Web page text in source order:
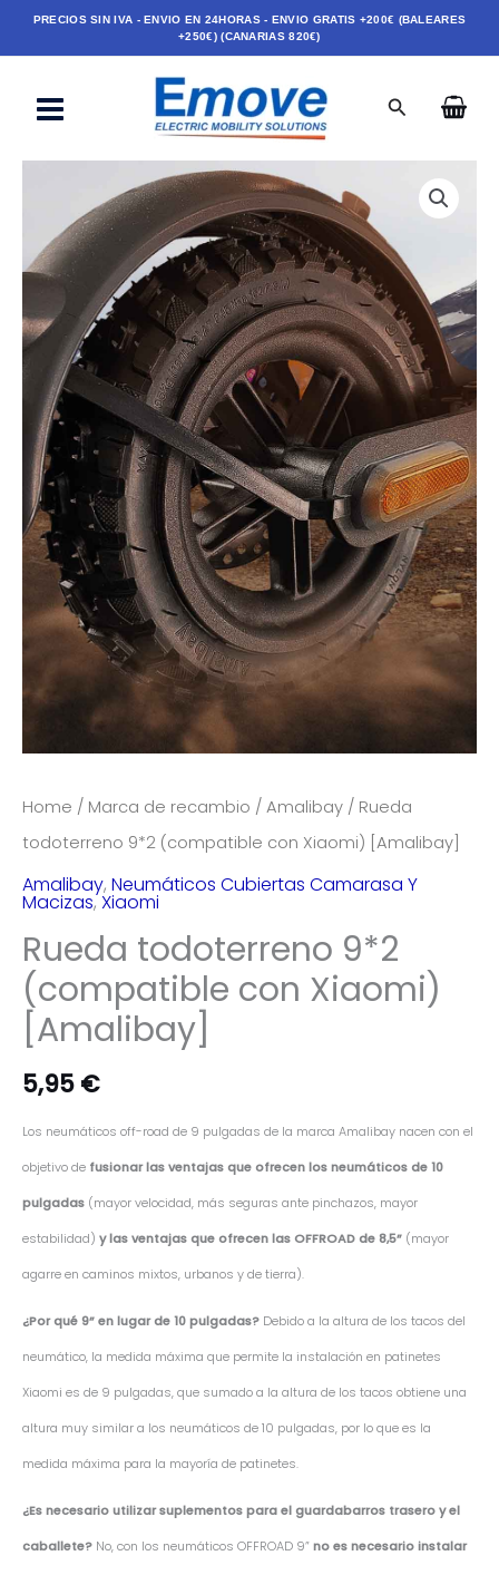
al
PRECIOS SIN IVA - ENVIO EN 24HORAS - ENVIO GRATIS +200€ (BALEARES
+250€) (CANARIAS 820€)
Buscar
Home / Marca de recambio / Amalibay / Rueda
todoterreno 9*2 (compatible con Xiaomi) [Amalibay]
Amalibay, Neumáticos Cubiertas Camarasa Y
Macizas,Xiaomi
Rueda todoterreno 9*2
(compatible con Xiaomi)
[Amalibay]
5,95 €
Los neumáticos off-road de 9 pulgadas de la marca Amalibay nacen con el
objetivo de fusionar las ventajas que ofrecen los neumáticos de 10
pulgadas (mayor velocidad, más seguras ante pinchazos, mayor
estabilidad) y las ventajas que ofrecen las OFFROAD de 8,5” (mayor
agarre en caminos mixtos, urbanos y de tierra).
¿Por qué 9” en lugar de 10 pulgadas? Debido a la altura de los tacos del
neumático, la medida máxima que permite la instalación en patinetes
Xiaomi es de 9 pulgadas, que sumado a la altura de los tacos obtiene una
altura muy similar a los neumáticos de 10 pulgadas, por lo que es la
medida máxima para la mayoría de patinetes.
¿Es necesario utilizar suplementos para el guardabarros trasero y el
caballete? No, con los neumáticos OFFROAD 9”no es necesario instalar